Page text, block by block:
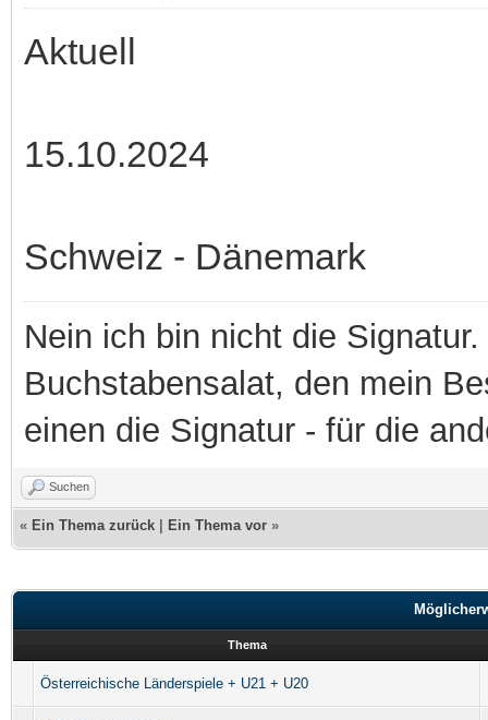
Aktuell
15.10.2024
Schweiz - Dänemark
Nein ich bin nicht die
Buchstabensalat, den mein
einen die Signatur - für die
Suchen
« Ein Thema zurück Ein Thema vor »
Thema
Österreichische Länderspiele + U21 + U20